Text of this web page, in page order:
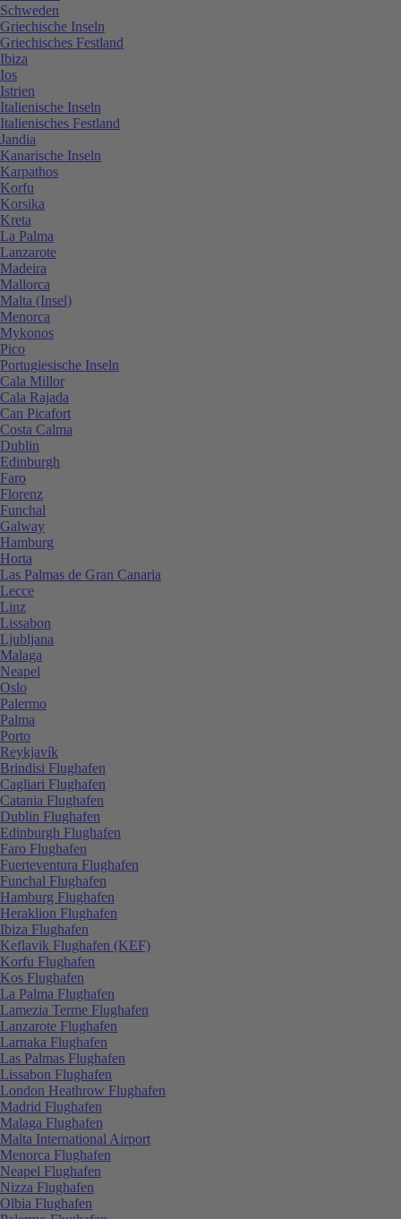
Schweden
Griechische Inseln
Griechisches Festland
Ibiza
Ios
Istrien
Italienische Inseln
Italienisches Festland
Jandia
Kanarische Inseln
Karpathos
Korfu
Korsika
Kreta
La Palma
Lanzarote
Madeira
Mallorca
Malta (Insel)
Menorca
Mykonos
Pico
Portugiesische Inseln
Cala Millor
Cala Rajada
Can Picafort
Costa Calma
Dublin
Edinburgh
Faro
Florenz
Funchal
Galway
Hamburg
Horta
Las Palmas de Gran Canaria
Lecce
Linz
Lissabon
Ljubljana
Malaga
Neapel
Oslo
Palermo
Palma
Porto
Reykjavík
Brindisi Flughafen
Cagliari Flughafen
Catania Flughafen
Dublin Flughafen
Edinburgh Flughafen
Faro Flughafen
Fuerteventura Flughafen
Funchal Flughafen
Hamburg Flughafen
Heraklion Flughafen
Ibiza Flughafen
Keflavik Flughafen (KEF)
Korfu Flughafen
Kos Flughafen
La Palma Flughafen
Lamezia Terme Flughafen
Lanzarote Flughafen
Larnaka Flughafen
Las Palmas Flughafen
Lissabon Flughafen
London Heathrow Flughafen
Madrid Flughafen
Malaga Flughafen
Malta International Airport
Menorca Flughafen
Neapel Flughafen
Nizza Flughafen
Olbia Flughafen